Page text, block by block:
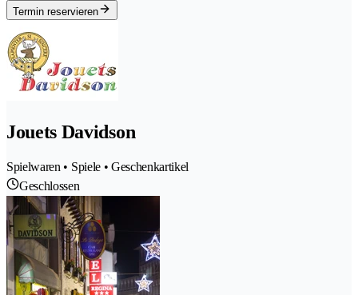
Termin reservieren
Jouets Davidson
Spielwaren • Spiele • Geschenkartikel
Geschlossen